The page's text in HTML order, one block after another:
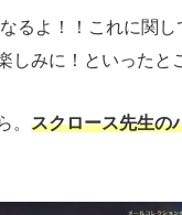
るよ！！これに関し
しみに！といったと
。 スクロース先生の